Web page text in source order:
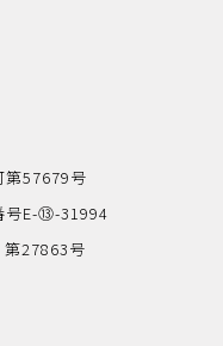
第57679号
号E-⑬-31994
27863号